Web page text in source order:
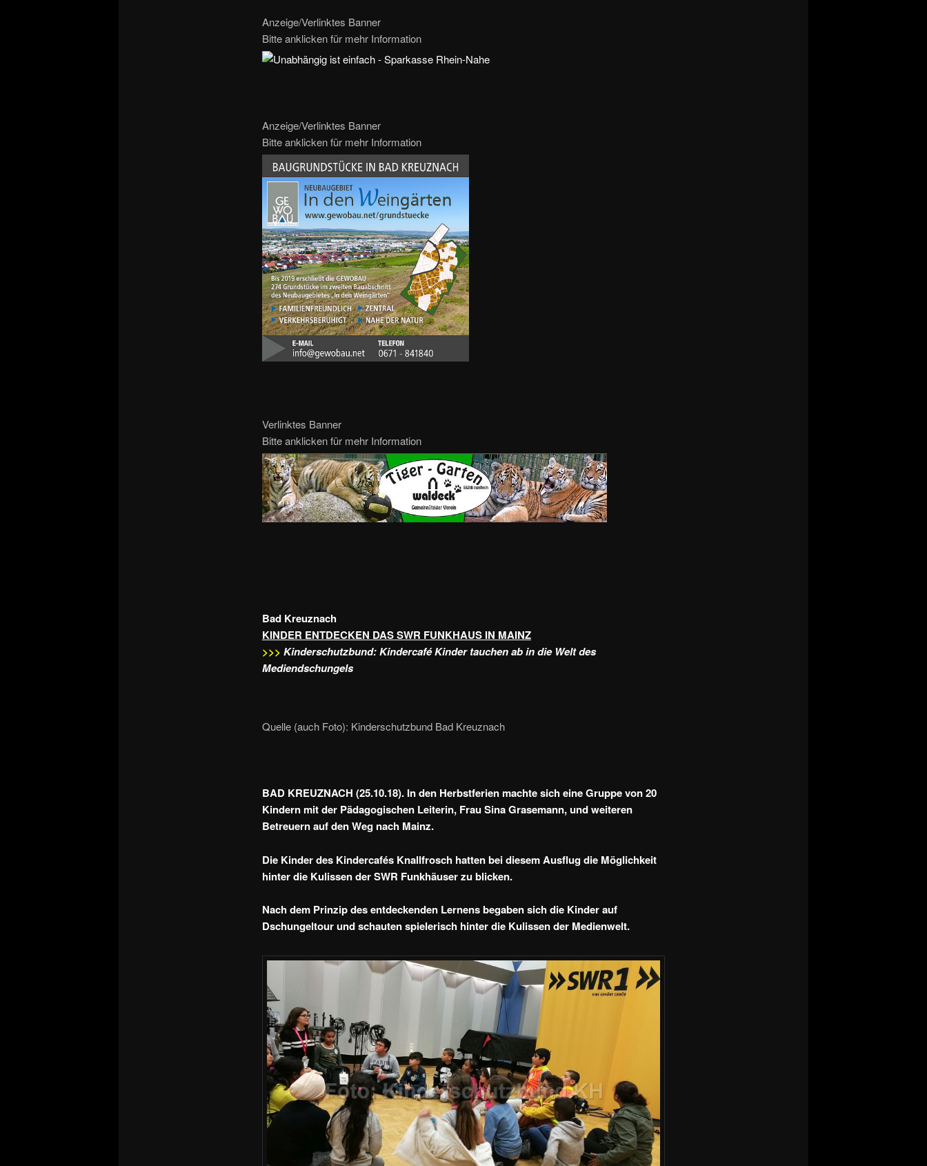
Anzeige/Verlinktes Banner
Bitte anklicken für mehr Information
Anzeige/Verlinktes Banner
Bitte anklicken für mehr Information
Verlinktes Banner
Bitte anklicken für mehr Information
Bad Kreuznach
KINDER ENTDECKEN DAS SWR FUNKHAUS IN MAINZ
>>> Kinderschutzbund: Kindercafé Kinder tauchen ab in die Welt des
Mediendschungels
Quelle (auch Foto): Kinderschutzbund Bad Kreuznach
BAD KREUZNACH (25.10.18). In den Herbstferien machte sich eine Gruppe von 20
Kindern mit der Pädagogischen Leiterin, Frau Sina Grasemann, und weiteren
Betreuern auf den Weg nach Mainz.
Die Kinder des Kindercafés Knallfrosch hatten bei diesem Ausflug die Möglichkeit
hinter die Kulissen der SWR Funkhäuser zu blicken.
Nach dem Prinzip des entdeckenden Lernens begaben sich die Kinder auf
Dschungeltour und schauten spielerisch hinter die Kulissen der Medienwelt.